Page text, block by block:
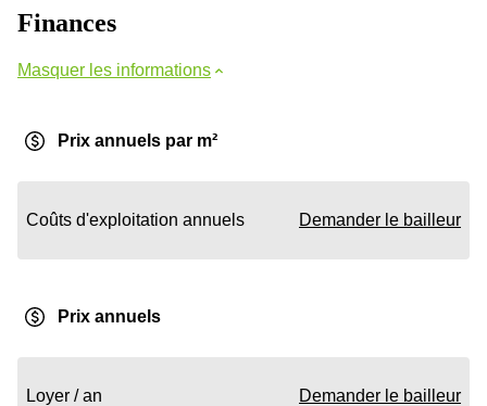
Finances
Masquer les informations
Prix annuels par m²
Coûts d'exploitation annuels Demander le bailleur
Prix annuels
Loyer / an Demander le bailleur